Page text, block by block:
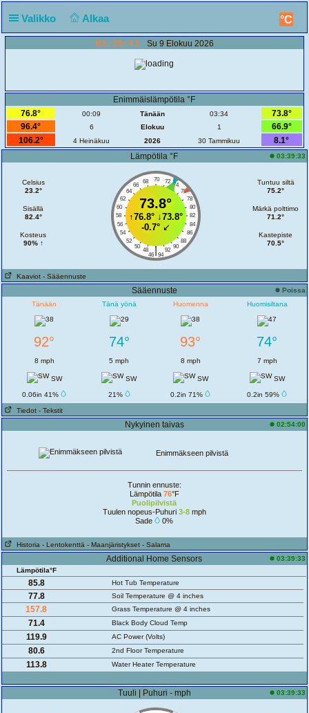
Valikko Alkaa °C
03:39:43 Su 9 Elokuu 2026
Enimmäislämpötila °F
76.8°
00:09 Tänään 03:34
73.8°
96.4°
6 Elokuu 1
66.9°
106.2°
4 Heinäkuu 2026 30 Tammikuu
8.1°
Lämpötila °F
03:39:33
Celsius
23.2°
Sisällä
82.4°
Kosteus
90% ↑
70
68 72
66
74
64
76
62
78
60
80
58
82
56
84
54
86
52
88
50
90
48 92
|
46 94
73.8°
↑76.8°↓73.8°
-0.7°↙
Tuntuu siltä
75.2°
Märkä polttimo
71.2°
Kastepiste
70.5°
Kaaviot - Sääennuste
Sääennuste
Poissa
Tänään
Tänä yönä Huomenna Huomisiltana
92° 74° 93° 74°
8 mph 5 mph 8 mph 7 mph
SW SW SW SW
0.06in 41% 21% 0.2in 71% 0.2in 59%
Tiedot - Tekstit
Nykyinen taivas 02:54:00
Enimmäkseen pilvistä
Tunnin ennuste:
Lämpötila 76°F
Puolipilvistä
Tuulen nopeus-Puhuri 3-8mph
Sade
0%
Historia - Lentokenttä - Maanjäristykset - Salama
Additional Home Sensors
03:39:33
Lämpötila°F
85.8 Hot Tub Temperature
77.8 Soil Temperature @ 4 inches
157.8 Grass Temperature @ 4 inches
71.4 Black Body Cloud Temp
119.9 AC Power (Volts)
80.6 2nd Floor Temperature
113.8 Water Heater Temperature
Tuuli | Puhuri - mph 03:39:33